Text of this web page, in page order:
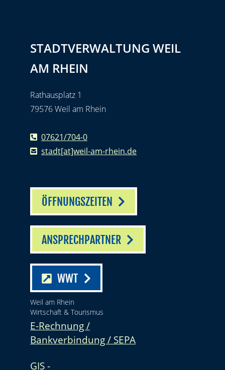
STADTVERWALTUNG WEIL
AM RHEIN
Rathausplatz 1
79576 Weil am Rhein
07621/704-0
stadt[at]weil-am-rhein.de
ÖFFNUNGSZEITEN
ANSPRECHPARTNER
WWT
Weil am Rhein
Wirtschaft & Tourismus
E-Rechnung /
Bankverbindung / SEPA
GIS -